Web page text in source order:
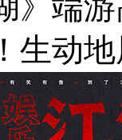
》端
生动